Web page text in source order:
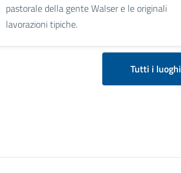
pastorale della gente Walser e le originali
lavorazioni tipiche.
Tutti i luoghi